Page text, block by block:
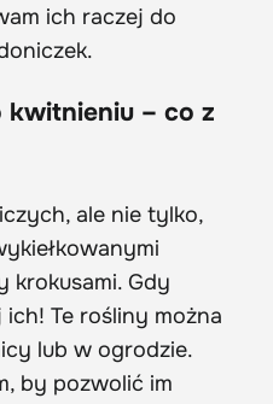
ich raczej do
kwitnieniu – co z
ale nie tylko,
krokusami. Gdy
Te rośliny można
lub w ogrodzie.
by pozwolić im